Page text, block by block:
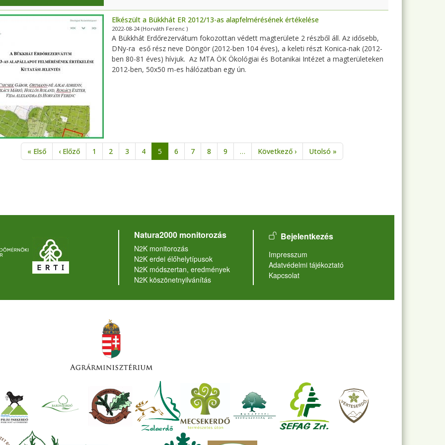
Elkészült a Bükkhát ER 2012/13-as alapfelmérésének értékelése
2022-08-24(Horváth Ferenc )
A Bükkhát Erdőrezervátum fokozottan védett magterülete 2 részből áll. Az idősebb,
DNy-ra eső rész neve Döngör (2012-ben 104 éves), a keleti részt Konica-nak (2012-
ben 80-81 éves) hívjuk. Az MTA ÖK Ökológiai és Botanikai Intézet a magterületeken
2012-ben, 50x50 m-es hálózatban egy ún.
« ElsőElső oldal
‹ ElőzőElőző oldal
1 2 3 4 5 6 7 8 9 … Következő ›Következő oldal
Utolsó »
Natura2000 monitorozás
N2K monitorozás
N2K erdei élőhelytípusok
N2K módszertan, eredmények
N2K köszönetnyilvánítás
User account menu
Bejelentkezés
Lábléc
Impresszum
Adatvédelmi tájékoztató
Kapcsolat